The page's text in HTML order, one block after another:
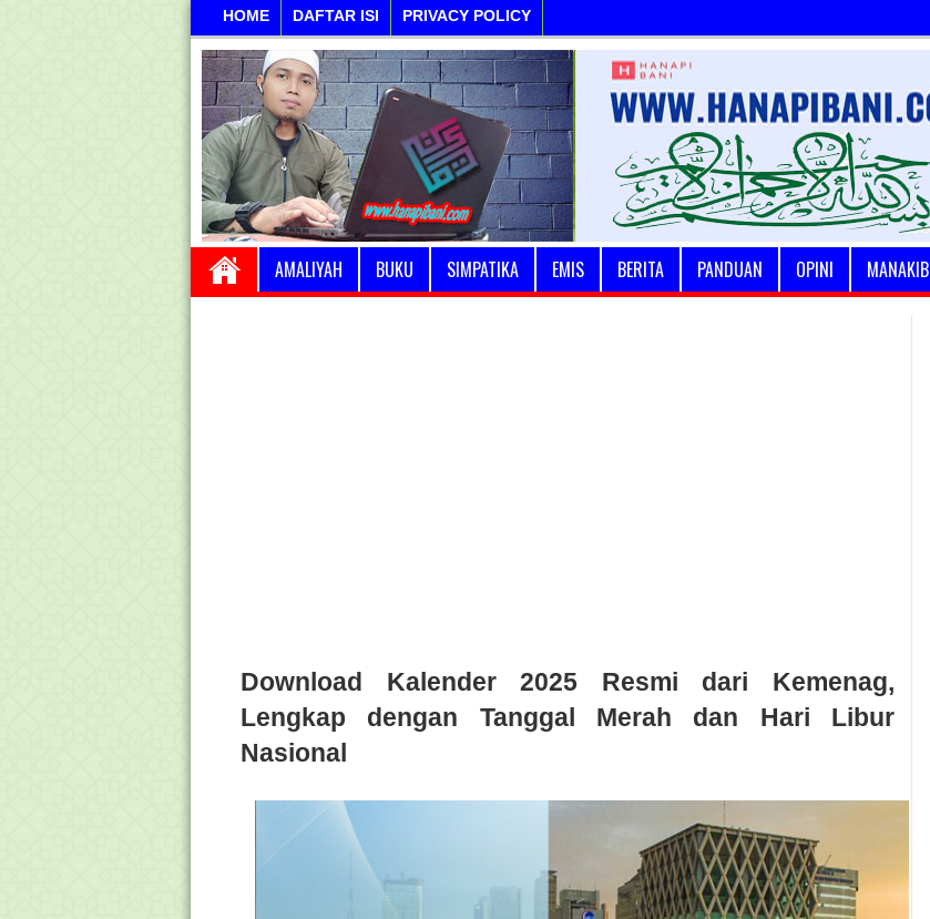
HOME DAFTAR ISI PRIVACY POLICY
AMALIYAH BUKU SIMPATIKA EMIS BERITA PANDUAN OPINI MANAKIB
Download Kalender 2025 Resmi dari Kemenag,
Lengkap dengan Tanggal Merah dan Hari Libur
Nasional